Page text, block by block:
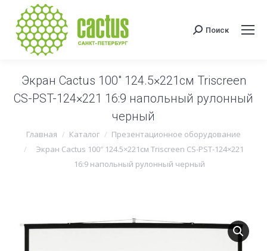
Поиск:
Поиск
Экран Cactus 100″ 124.5×221см Triscreen
CS-PST-124×221 16:9 напольный рулонный
черный
Вы здесь:
Главная Каталог
Презентационное оборудование
Экран Cactus 100″ 124.5×221см Triscreen CS-PST-124×221
16:9 напольный рулонный черный